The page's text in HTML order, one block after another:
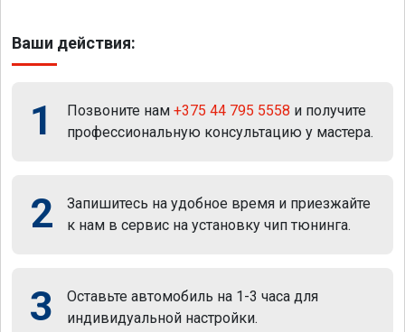
Ваши действия:
1 Позвоните нам +375 44 795 5558 и получите
профессиональную консультацию у мастера.
2
Запишитесь на удобное время и приезжайте
к нам в сервис на установку чип тюнинга.
3
Оставьте автомобиль на 1-3 часа для
индивидуальной настройки.